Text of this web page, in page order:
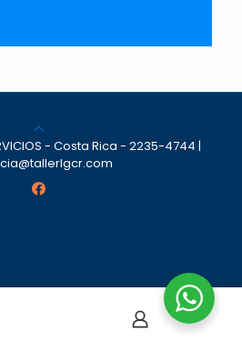
- Costa Rica - 2235-4744 |